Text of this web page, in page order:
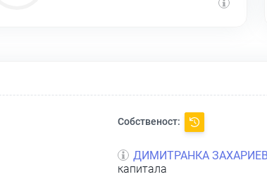
Собственост:
ДИМИТРАНКА
капитала